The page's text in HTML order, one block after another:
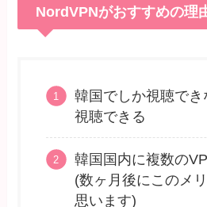
NordVPNがおすすめの理
韓国でしか視聴で
視聴できる
韓国国内に複数の
(数ヶ月後にこのメ
思います)